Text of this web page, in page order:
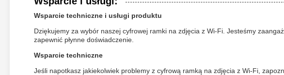
Wsparcie techniczne i usługi produktu
Dziękujemy za wybór naszej cyfrowej ramki na zdjęcia z Wi-Fi. Jesteśmy
zapewnić płynne doświadczenie.
Wsparcie techniczne
Jeśli napotkasz jakiekolwiek problemy z cyfrową ramką na zdjęcia z Wi-Fi,